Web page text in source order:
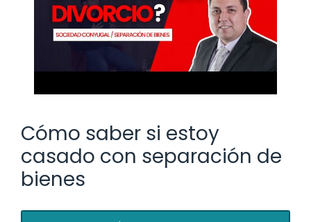
Cómo saber si estoy
casado con separación de
bienes